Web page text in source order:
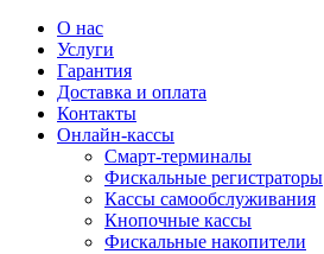
О нас
Услуги
Гарантия
Доставка и оплата
Контакты
Онлайн-кассы
Смарт-терминалы
Фискальные регистраторы
Кассы самообслуживания
Кнопочные кассы
Фискальные накопители